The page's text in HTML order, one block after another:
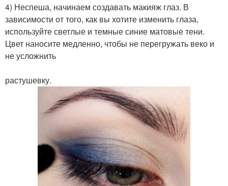
4) Неспеша, начинаем создавать макияж глаз. В
зависимости от того, как вы хотите изменить глаза,
используйте светлые и темные синие матовые тени.
Цвет наносите медленно, чтобы не перегружать веко и
не усложнить
растушевку.